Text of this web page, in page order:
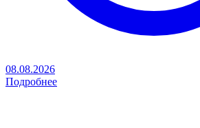
08.08.2026
Подробнее